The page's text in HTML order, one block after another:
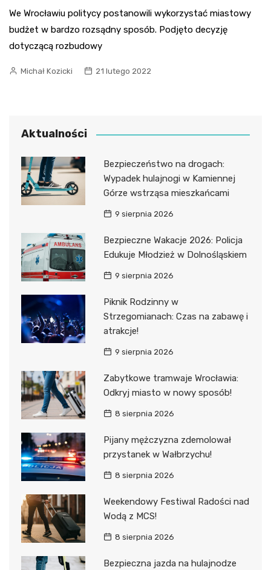
We Wrocławiu politycy postanowili wykorzystać miastowy
budżet w bardzo rozsądny sposób. Podjęto decyzję
dotyczącą rozbudowy
Michał Kozicki 21 lutego 2022
Aktualności
Bezpieczeństwo na drogach:
Wypadek hulajnogi w Kamiennej
Górze wstrząsa mieszkańcami
9 sierpnia 2026
Bezpieczne Wakacje 2026: Policja
Edukuje Młodzież w Dolnośląskiem
9 sierpnia 2026
Piknik Rodzinny w
Strzegomianach: Czas na zabawę i
atrakcje!
9 sierpnia 2026
Zabytkowe tramwaje Wrocławia:
Odkryj miasto w nowy sposób!
8 sierpnia 2026
Pijany mężczyzna zdemolował
przystanek w Wałbrzychu!
8 sierpnia 2026
Weekendowy Festiwal Radości nad
Wodą z MCS!
8 sierpnia 2026
Bezpieczna jazda na hulajnodze